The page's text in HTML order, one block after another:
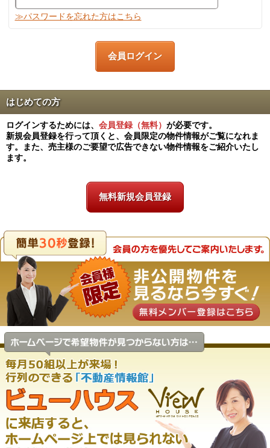
≫パスワードを忘れた方はこちら
はじめての方
ログインするためには、 会員登録（無料） が必要です。
新規会員登録を行って頂くと、会員限定の物件情報がご覧になれま
す。また、売主様のご要望で広告できない物件情報をご紹介いたし
ます。
無料新規会員登録